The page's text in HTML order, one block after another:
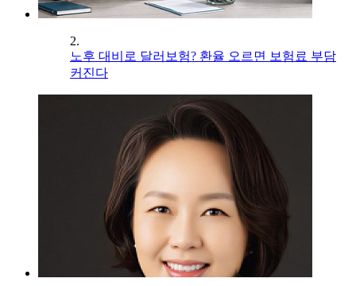
2.
노후 대비로 달러보험? 환율 오르면 보험료 부담
커진다